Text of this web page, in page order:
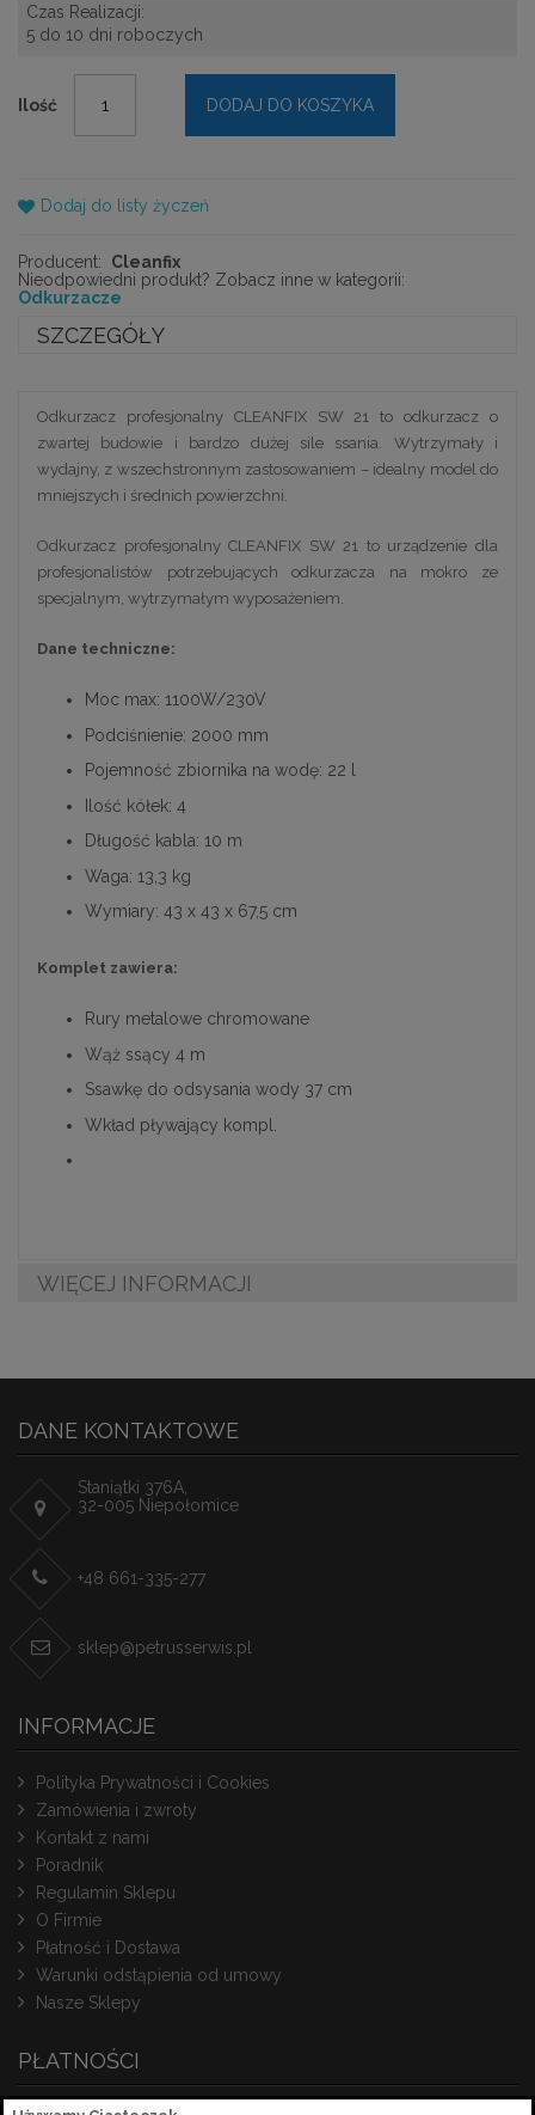
Czas Realizacji:
5 do 10 dni roboczych
Ilość DODAJ DO KOSZYKA
Dodaj do listy życzeń
Producent:
Cleanfix
Nieodpowiedni produkt? Zobacz inne w kategorii:
Odkurzacze
SZCZEGÓŁY
Odkurzacz profesjonalny CLEANFIX SW 21 to odkurzacz o
zwartej budowie i bardzo dużej sile ssania. Wytrzymały i
wydajny, z wszechstronnym zastosowaniem – idealny model do
mniejszych i średnich powierzchni.
Odkurzacz profesjonalny CLEANFIX SW 21 to urządzenie dla
profesjonalistów potrzebujących odkurzacza na mokro ze
specjalnym, wytrzymałym wyposażeniem.
Dane techniczne:
Moc max: 1100W/230V
Podciśnienie: 2000 mm
Pojemność zbiornika na wodę: 22 l
Ilość kółek: 4
Długość kabla: 10 m
Waga: 13,3 kg
Wymiary: 43 x 43 x 67,5 cm
Komplet zawiera:
Rury metalowe chromowane
Wąż ssący 4 m
Ssawkę do odsysania wody 37 cm
Wkład pływający kompl.
WIĘCEJ INFORMACJI
DANE KONTAKTOWE
Staniątki 376A,
32-005 Niepołomice
+48 661-335-277
sklep@petrusserwis.pl
INFORMACJE
Polityka Prywatności i Cookies
Zamówienia i zwroty
Kontakt z nami
Poradnik
Regulamin Sklepu
O Firmie
Płatność i Dostawa
Warunki odstąpienia od umowy
Nasze Sklepy
PŁATNOŚCI